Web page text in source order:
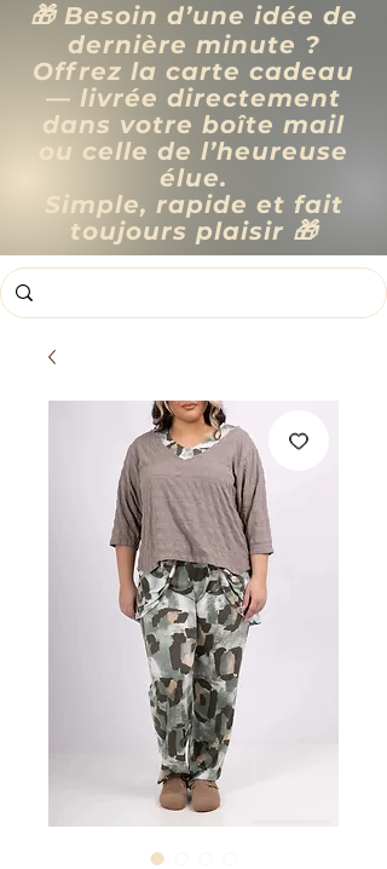
🎁 Besoin d’une idée de
dernière minute ?
Offrez la carte cadeau
— livrée directement
dans votre boîte mail
ou celle de l’heureuse
élue.
Simple, rapide et fait
toujours plaisir 🎁